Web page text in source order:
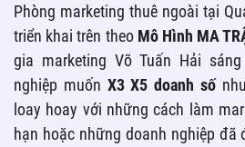
Phòng marketing thuê ngoài tại
triển khai trên theo Mô Hình MA
gia marketing Võ Tuấn Hải
nghiệp muốn X3 X5 doanh số
loay hoay với những cách làm
hạn hoặc những doanh nghiệp